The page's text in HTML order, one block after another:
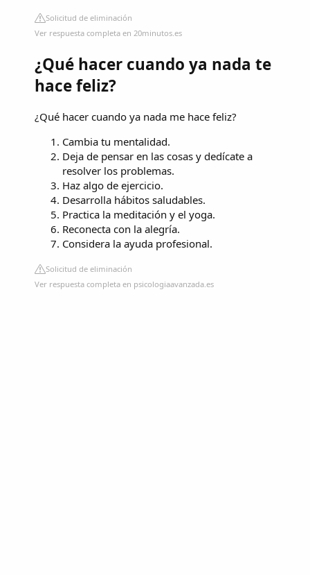
Solicitud de eliminación
Ver respuesta completa en 20minutos.es
¿Qué hacer cuando ya nada te
hace feliz?
¿Qué hacer cuando ya nada me hace feliz?
Cambia tu mentalidad.
Deja de pensar en las cosas y dedícate a
resolver los problemas.
Haz algo de ejercicio.
Desarrolla hábitos saludables.
Practica la meditación y el yoga.
Reconecta con la alegría.
Considera la ayuda profesional.
Solicitud de eliminación
Ver respuesta completa en psicologiaavanzada.es